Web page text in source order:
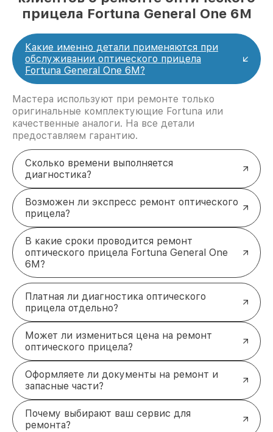
прицела Fortuna General One 6M
Какие именно детали применяются при
обслуживании оптического прицела
Fortuna General One 6M?
Мастера используют при ремонте только
оригинальные комплектующие Fortuna или
качественные аналоги. На все детали
предоставляем гарантию.
Сколько времени выполняется
диагностика?
Возможен ли экспресс ремонт оптического
прицела?
В какие сроки проводится ремонт
оптического прицела Fortuna General One
6M?
Платная ли диагностика оптического
прицела отдельно?
Может ли измениться цена на ремонт
оптического прицела?
Оформляете ли документы на ремонт и
запасные части?
Почему выбирают ваш сервис для
ремонта?